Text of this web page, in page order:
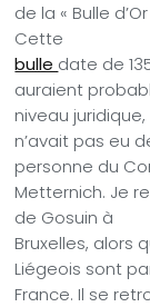
de la « Bulle
Cette
bulle date de
auraient
niveau juridique,
n’avait pas eu
personne du
Metternich. Je
de Gosuin à
Bruxelles, alors
Liégeois sont
France. Il se